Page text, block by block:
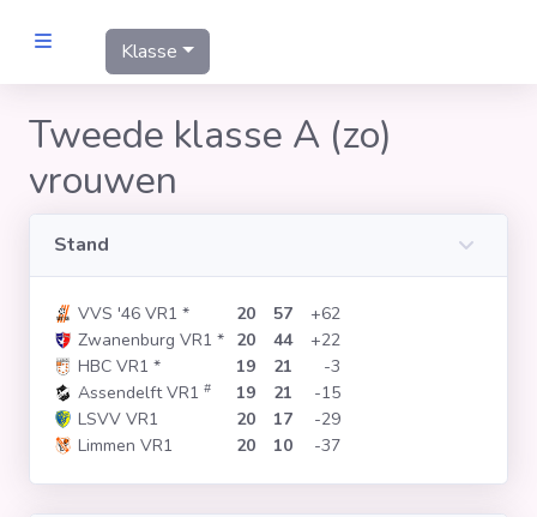
Wedstrijden
Statistieken
Voetbalpiramide
Klasse
Tweede klasse A (zo)
vrouwen
Stand
VVS '46 VR1 * 20 57
+62
Zwanenburg VR1 * 20 44
+22
HBC VR1 * 19 21
-3
Assendelft VR1 # 19 21
-15
LSVV VR1
20 17
-29
Limmen VR1
20 10 -37